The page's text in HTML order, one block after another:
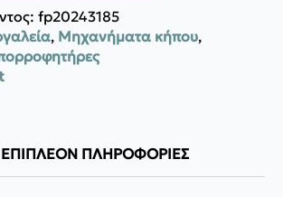
fp20243185
, Μηχανήματα κήπου,
ΕΠΙΠΛΈΟΝ ΠΛΗΡΟΦΟΡΊΕΣ